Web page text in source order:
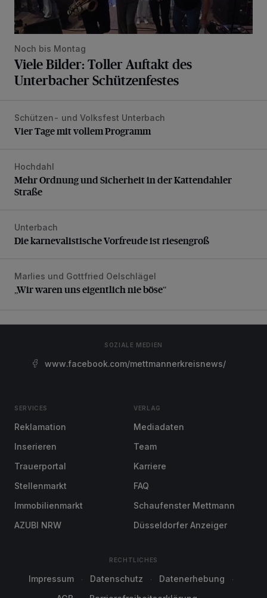
Noch bis Montag
Viele Bilder: Toller Auftakt des
Unterbacher Schützenfestes
Vier Tage mit vollem Programm
Schützen- und Volksfest Unterbach
Vier Tage mit vollem Programm
Mehr Ordnung und Sicherheit in der Kattendahler Straße
Hochdahl
Mehr Ordnung und Sicherheit in der Kattendahler
Straße
Die karnevalistische Vorfreude ist riesengroß
Unterbach
Die karnevalistische Vorfreude ist riesengroß
„Wir waren uns eigentlich nie böse“
Marlies und Gottfried Oelschlägel
„Wir waren uns eigentlich nie böse“
SOZIALE MEDIEN
www.facebook.com/mettmannerkreisnews/
SERVICES
Reklamation
Inserieren
Trauerportal
Stellenmarkt
Immobilienmarkt
AZUBI NRW
VERLAG
Mediadaten
Team
Karriere
FAQ
Schaufenster Mettmann
Düsseldorfer Anzeiger
RECHTLICHES
Impressum Datenschutz
Datenerhebung